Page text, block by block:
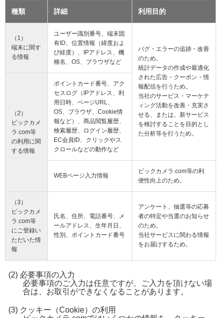
種類 詳細 利用目的
（1）
端末に関す
る情報
ユーザー識別番号、端末固
有ID、位置情報（緯度およ
び経度）、IPアドレス、機
種名、OS、ブラウザなど
バグ・エラーの追跡・改善
のため。
統計データの作成や最適化
された広告・クーポン・情
報配信を行うため。
当社のサービス・マーケテ
ィング活動を改善・充実さ
せる、または、新サービス
を検討することを目的とし
た分析等を行うため。
（2）
ビックカメ
ラ.com等
の利用に関
する情報
ポイントカード番号、アク
セスログ（IPアドレス、利
用日時、ページURL、
OS、ブラウザ、Cookie情
報など）、商品閲覧履歴、
検索履歴、ログイン履歴、
EC会員ID、クリックやス
クロールなどの動作など
WEBページ入力情報
ビックカメラ.com等の利
便性向上のため。
（3）
ビックカメ
ラ.com等
にご登録い
ただいた情
報
氏名、住所、電話番号、メ
ールアドレス、生年月日、
性別、ポイントカード番号
アンケート、抽選等の応募
者の特定や当選のお知らせ
のため。
当社サービスに関わる情報
をお届けするため。
必要事項の入力
必要事項のご入力は任意ですが、ご入力を頂けない場
合は、お取引ができなくなることがあります。
クッキー（Cookie）の利用